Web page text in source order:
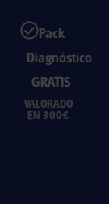
Pack
Diagnóstico
GRATIS
VALORADO
EN 300€